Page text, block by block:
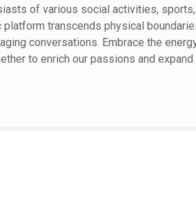
of various social activities,
platform transcends physical
conversations. Embrace the
to enrich our passions and